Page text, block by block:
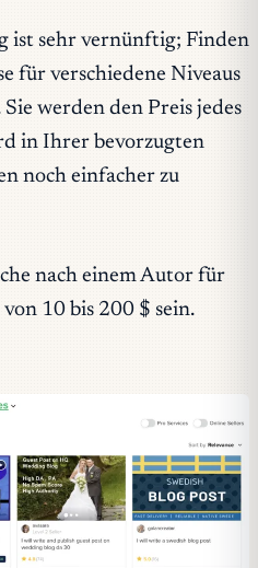
ist sehr vernünftig; Finden
für verschiedene Niveaus
werden den Preis jedes
in Ihrer bevorzugten
noch einfacher zu
nach einem Autor für
10 bis 200 $ sein.